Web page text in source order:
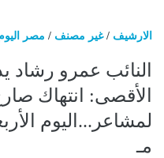
الارشيف /غير مصنف / مصر
النائب عمرو رشاد
الأقصى: انتهاك
مـ